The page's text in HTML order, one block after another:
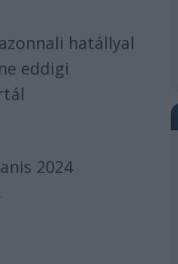
hatállyal
eddigi
2024